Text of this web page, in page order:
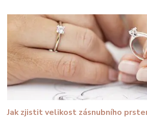
Jak zjistit velikost zásnubního